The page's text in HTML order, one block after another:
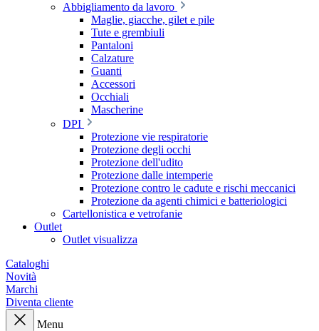
Abbigliamento da lavoro
Maglie, giacche, gilet e pile
Tute e grembiuli
Pantaloni
Calzature
Guanti
Accessori
Occhiali
Mascherine
DPI
Protezione vie respiratorie
Protezione degli occhi
Protezione dell'udito
Protezione dalle intemperie
Protezione contro le cadute e rischi meccanici
Protezione da agenti chimici e batteriologici
Cartellonistica e vetrofanie
Outlet
Outlet visualizza
Cataloghi
Novità
Marchi
Diventa cliente
Menu